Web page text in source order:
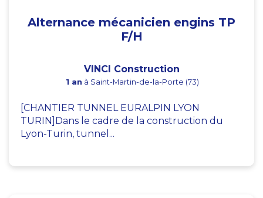
Alternance mécanicien engins TP
F/H
VINCI Construction
1 an à Saint-Martin-de-la-Porte (73)
[CHANTIER TUNNEL EURALPIN LYON
TURIN]Dans le cadre de la construction du
Lyon-Turin, tunnel...